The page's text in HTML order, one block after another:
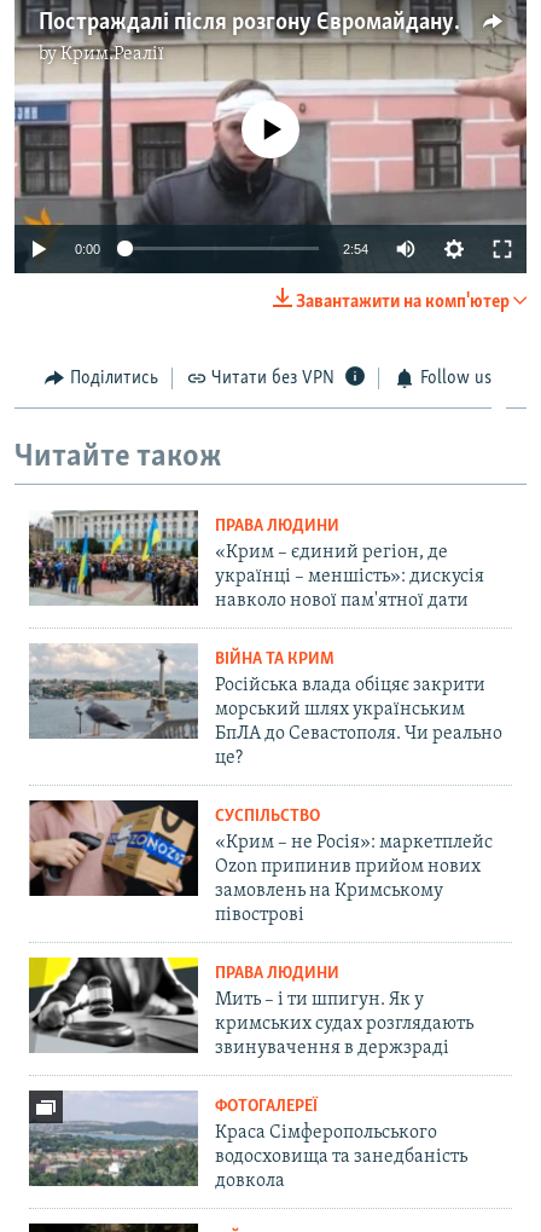
Постраждалі після розгону Євромайдану – у Михайлівському соборі
byКрим.Реалії
No media source currently available
0:00 2:54
Завантажити на комп'ютер
Поділитись Читати без VPN Follow us
Читайте також
ПРАВА ЛЮДИНИ
«Крим – єдиний регіон, де
українці – меншість»: дискусія
навколо нової пам'ятної дати
ВІЙНА ТА КРИМ
Російська влада обіцяє закрити
морський шлях українським
БпЛА до Севастополя. Чи реально
це?
СУСПІЛЬСТВО
«Крим – не Росія»: маркетплейс
Ozon припинив прийом нових
замовлень на Кримському
півострові
ПРАВА ЛЮДИНИ
Мить – і ти шпигун. Як у
кримських судах розглядають
звинувачення в держзраді
ФОТОГАЛЕРЕЇ
Краса Сімферопольського
водосховища та занедбаність
довкола